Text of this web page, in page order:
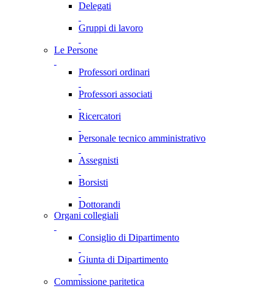
Delegati
Gruppi di lavoro
Le Persone
Professori ordinari
Professori associati
Ricercatori
Personale tecnico amministrativo
Assegnisti
Borsisti
Dottorandi
Organi collegiali
Consiglio di Dipartimento
Giunta di Dipartimento
Commissione paritetica